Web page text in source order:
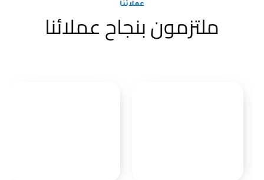
عملائنا
ملتزمون بنجاح عملائنا